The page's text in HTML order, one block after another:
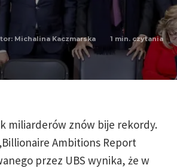
Michalina Kaczmarska 1 min. czytania
miliarderów znów bije rekordy.
Ambitions Report
przez UBS wynika, że w